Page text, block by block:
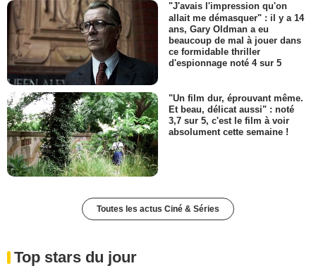
"J'avais l'impression qu'on
allait me démasquer" : il y a 14
ans, Gary Oldman a eu
beaucoup de mal à jouer dans
ce formidable thriller
d'espionnage noté 4 sur 5
"Un film dur, éprouvant même.
Et beau, délicat aussi" : noté
3,7 sur 5, c'est le film à voir
absolument cette semaine !
Toutes les actus Ciné & Séries
Top stars du jour